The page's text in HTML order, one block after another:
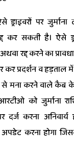
ड्राइवरों पर
कर सकती है। ऐसे
रद्द करने का
कर प्रदर्शन व
मना करने वाले कैब के
को जुर्माना
दर्ज करना
अपडेट करना होगा